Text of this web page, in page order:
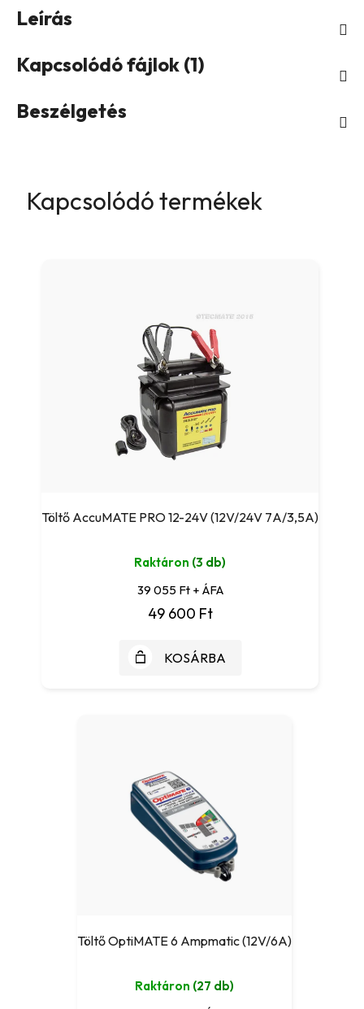
Leírás
Kapcsolódó fájlok (1)
Beszélgetés
Kapcsolódó termékek
Töltő AccuMATE PRO 12-24V (12V/24V 7A/3,5A)
Raktáron (3 db)
39 055 Ft + ÁFA
49 600 Ft
KOSÁRBA
Töltő OptiMATE 6 Ampmatic (12V/6A)
Raktáron (27 db)